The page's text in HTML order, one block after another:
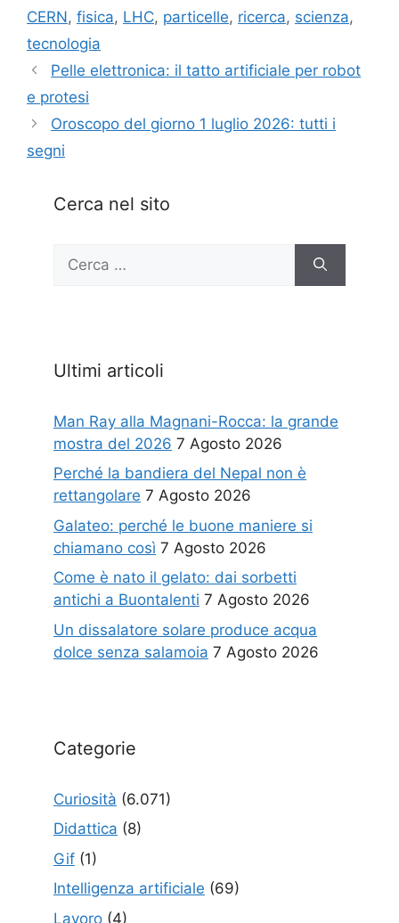
CERN, fisica, LHC, particelle, ricerca, scienza,
tecnologia
Pelle elettronica: il tatto artificiale per robot
e protesi
Oroscopo del giorno 1 luglio 2026: tutti i
segni
Cerca nel sito
per:
Ultimi articoli
Man Ray alla Magnani-Rocca: la grande
mostra del 2026 7 Agosto 2026
Perché la bandiera del Nepal non è
rettangolare 7 Agosto 2026
Galateo: perché le buone maniere si
chiamano così 7 Agosto 2026
Come è nato il gelato: dai sorbetti
antichi a Buontalenti 7 Agosto 2026
Un dissalatore solare produce acqua
dolce senza salamoia 7 Agosto 2026
Categorie
Curiosità (6.071)
Didattica (8)
Gif (1)
Intelligenza artificiale (69)
Lavoro (4)